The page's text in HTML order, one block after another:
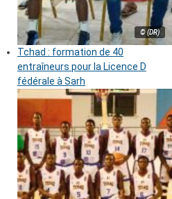
© (DR)
Tchad : formation de 40
entraîneurs pour la Licence D
fédérale à Sarh